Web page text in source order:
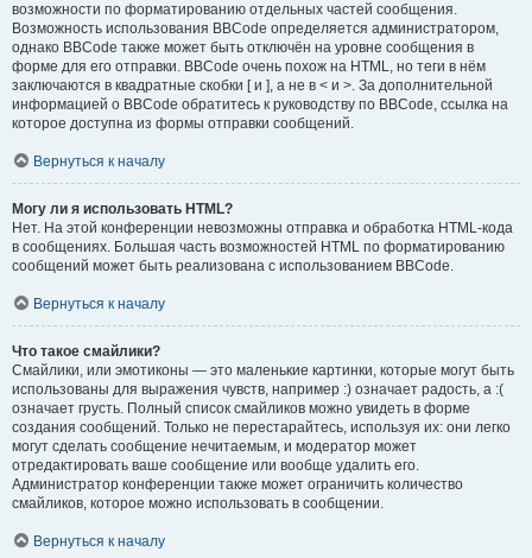
возможности по форматированию отдельных частей сообщения.
Возможность использования BBCode определяется администратором,
однако BBCode также может быть отключён на уровне сообщения в
форме для его отправки. BBCode очень похож на HTML, но теги в нём
заключаются в квадратные скобки [ и ], а не в < и >. За дополнительной
информацией о BBCode обратитесь к руководству по BBCode, ссылка на
которое доступна из формы отправки сообщений.
Вернуться к началу
Могу ли я использовать HTML?
Нет. На этой конференции невозможны отправка и обработка HTML-кода
в сообщениях. Большая часть возможностей HTML по форматированию
сообщений может быть реализована с использованием BBCode.
Вернуться к началу
Что такое смайлики?
Смайлики, или эмотиконы — это маленькие картинки, которые могут быть
использованы для выражения чувств, например :) означает радость, а :(
означает грусть. Полный список смайликов можно увидеть в форме
создания сообщений. Только не перестарайтесь, используя их: они легко
могут сделать сообщение нечитаемым, и модератор может
отредактировать ваше сообщение или вообще удалить его.
Администратор конференции также может ограничить количество
смайликов, которое можно использовать в сообщении.
Вернуться к началу